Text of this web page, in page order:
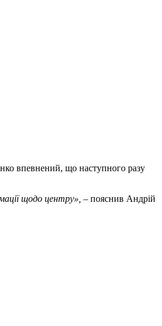
впевнений, що наступного разу
щодо центру», – пояснив Андрій